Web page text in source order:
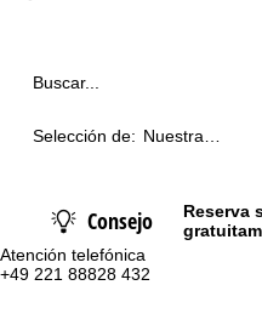
Atención telefónica
+49 221 88828 432
Buscar...
Selección de: Nuestra
Consejo Reserva